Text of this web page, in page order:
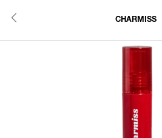
CHARMISS